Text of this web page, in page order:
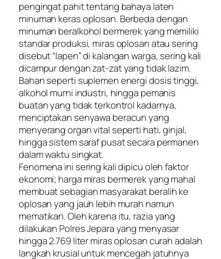
pengingat pahit tentang bahaya laten
minuman keras oplosan. Berbeda dengan
minuman beralkohol bermerek yang memiliki
standar produksi, miras oplosan atau sering
disebut “lapen” di kalangan warga, sering kali
dicampur dengan zat-zat yang tidak lazim.
Bahan seperti suplemen energi dosis tinggi,
alkohol murni industri, hingga pemanis
buatan yang tidak terkontrol kadarnya,
menciptakan senyawa beracun yang
menyerang organ vital seperti hati, ginjal,
hingga sistem saraf pusat secara permanen
dalam waktu singkat.
​Fenomena ini sering kali dipicu oleh faktor
ekonomi; harga miras bermerek yang mahal
membuat sebagian masyarakat beralih ke
oplosan yang jauh lebih murah namun
mematikan. Oleh karena itu, razia yang
dilakukan Polres Jepara yang menyasar
hingga 2.769 liter miras oplosan curah adalah
langkah krusial untuk mencegah jatuhnya